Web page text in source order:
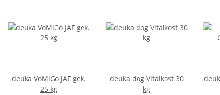
deuka VoMiGo JAF gek.
25 kg
deuka dog Vitalkost 30
kg